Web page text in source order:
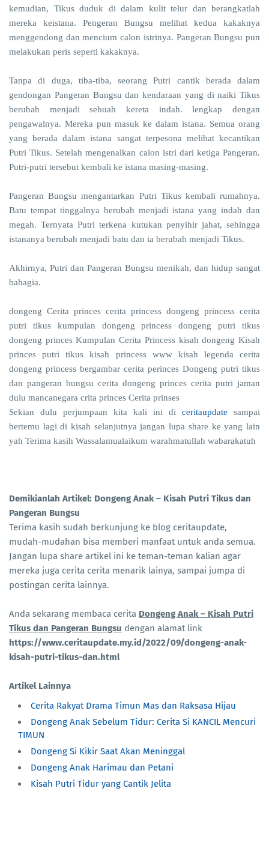
kemudian, Tikus duduk di dalam kulit telur dan berangkatlah
mereka keistana. Pengeran Bungsu melihat kedua kakaknya
menggendong dan mencium calon istrinya. Pangeran Bungsu pun
melakukan peris seperti kakaknya.
Tanpa di duga, tiba-tiba, seorang Putri cantik berada dalam
gendongan Pangeran Bungsu dan kendaraan yang di naiki Tikus
berubah menjadi sebuah kereta indah. lengkap dengan
pengawalnya. Mereka pun masuk ke dalam istana. Semua orang
yang berada dalam istana sangat terpesona melihat kecantikan
Putri Tikus. Setelah mengenalkan calon istri dari ketiga Pangeran.
Putri-putri tersebut kembali ke istana masing-masing.
Pangeran Bungsu mengantarkan Putri Tikus kembali rumahnya.
Batu tempat tinggalnya berubah menjadi istana yang indah dan
megah. Ternyata Putri terkena kutukan penyihir jahat, sehingga
istananya berubah menjadi batu dan ia berubah menjadi Tikus.
Akhirnya, Putri dan Pangeran Bungsu menikah, dan hidup sangat
bahagia.
dongeng Cerita princes cerita princess dongeng princess cerita
putri tikus kumpulan dongeng princess dongeng putri tikus
dongeng princes Kumpulan Cerita Princess kisah dongeng Kisah
princes putri tikus kisah princess www kisah legenda cerita
dongeng princess bergambar cerita perinces Dongeng putri tikus
dan pangeran bungsu cerita dongeng princes cerita putri jaman
dulu mancanegara crita princes Cerita prinses
Sekian dulu perjumpaan kita kali ini di ceritaupdate sampai
bertemu lagi di kisah selanjutnya jangan lupa share ke yang lain
yah Terima kasih Wassalamualaikum warahmatullah wabarakatuh
Demikianlah Artikel: Dongeng Anak – Kisah Putri Tikus dan
Pangeran Bungsu
Terima kasih sudah berkunjung ke blog ceritaupdate,
mudah-mudahan bisa memberi manfaat untuk anda semua.
Jangan lupa share artikel ini ke teman-teman kalian agar
mereka juga cerita cerita menarik lainya, sampai jumpa di
postingan cerita lainnya.
Anda sekarang membaca cerita Dongeng Anak – Kisah Putri
Tikus dan Pangeran Bungsu dengan alamat link
https://www.ceritaupdate.my.id/2022/09/dongeng-anak-
kisah-putri-tikus-dan.html
Artikel Lainnya
Cerita Rakyat Drama Timun Mas dan Raksasa Hijau
Dongeng Anak Sebelum Tidur: Cerita Si KANCIL Mencuri
TIMUN
Dongeng Si Kikir Saat Akan Meninggal
Dongeng Anak Harimau dan Petani
Kisah Putri Tidur yang Cantik Jelita